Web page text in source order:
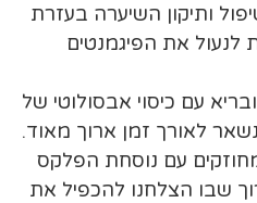
ותיקון השיערה בעזרת
את הפיגמנטים
עם כיסוי אבסולוטי של
(100%) אשר נשאר לאורך זמן ארוך מאוד.
עם נוסחת הפלקס
שבו הצלחנו להכפיל את